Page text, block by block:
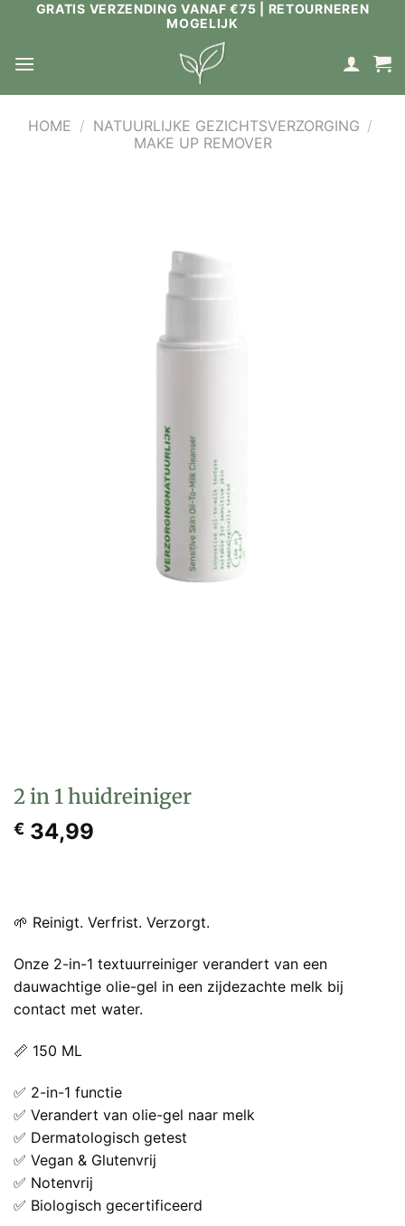
inhoud
GRATIS VERZENDING VANAF €75 | RETOURNEREN
MOGELIJK
HOME / NATUURLIJKE GEZICHTSVERZORGING /
MAKE UP REMOVER
2 in 1 huidreiniger
€ 34,99
🌱 Reinigt. Verfrist. Verzorgt.
Onze 2-in-1 textuurreiniger verandert van een
dauwachtige olie-gel in een zijdezachte melk bij
contact met water.
📏 150 ML
✅ 2-in-1 functie
✅ Verandert van olie-gel naar melk
✅ Dermatologisch getest
✅ Vegan & Glutenvrij
✅ Notenvrij
✅ Biologisch gecertificeerd